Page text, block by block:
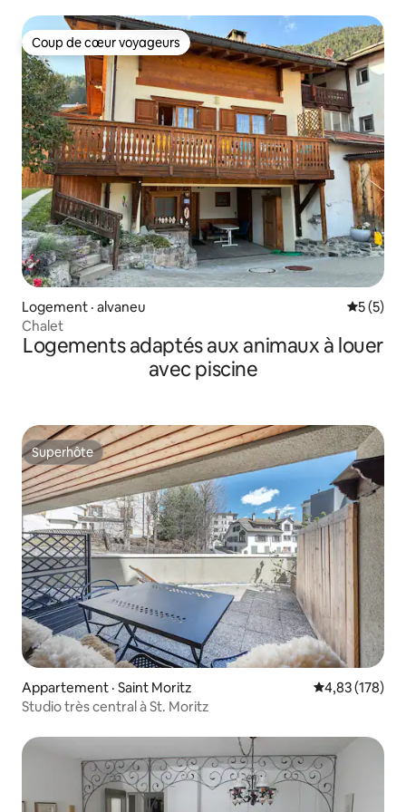
Coup de cœur voyageurs
Coup de cœur voyageurs
Logement · alvaneu Note
5 (5)
Chalet
Logements adaptés aux animaux à louer
avec piscine
Superhôte
Superhôte
Appartement · Saint Moritz Note
4,83 (178)
Studio très central à St. Moritz